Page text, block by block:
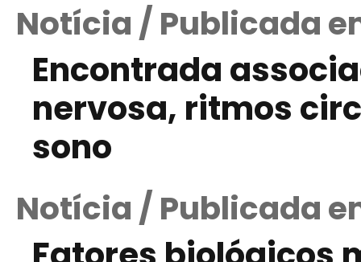
Notícia / Publicada
Encontrada
nervosa, ritmos
sono
Notícia / Publicada